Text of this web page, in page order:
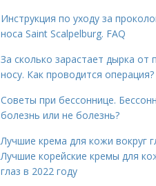
Инструкция по уходу за
носа Saint Scalpelburg. FAQ
За сколько зарастает дырка от
носу. Как проводится операция?
Советы при бессоннице.
болезнь или не болезнь?
Лучшие крема для кожи вокруг
Лучшие корейские кремы для
глаз в 2022 году